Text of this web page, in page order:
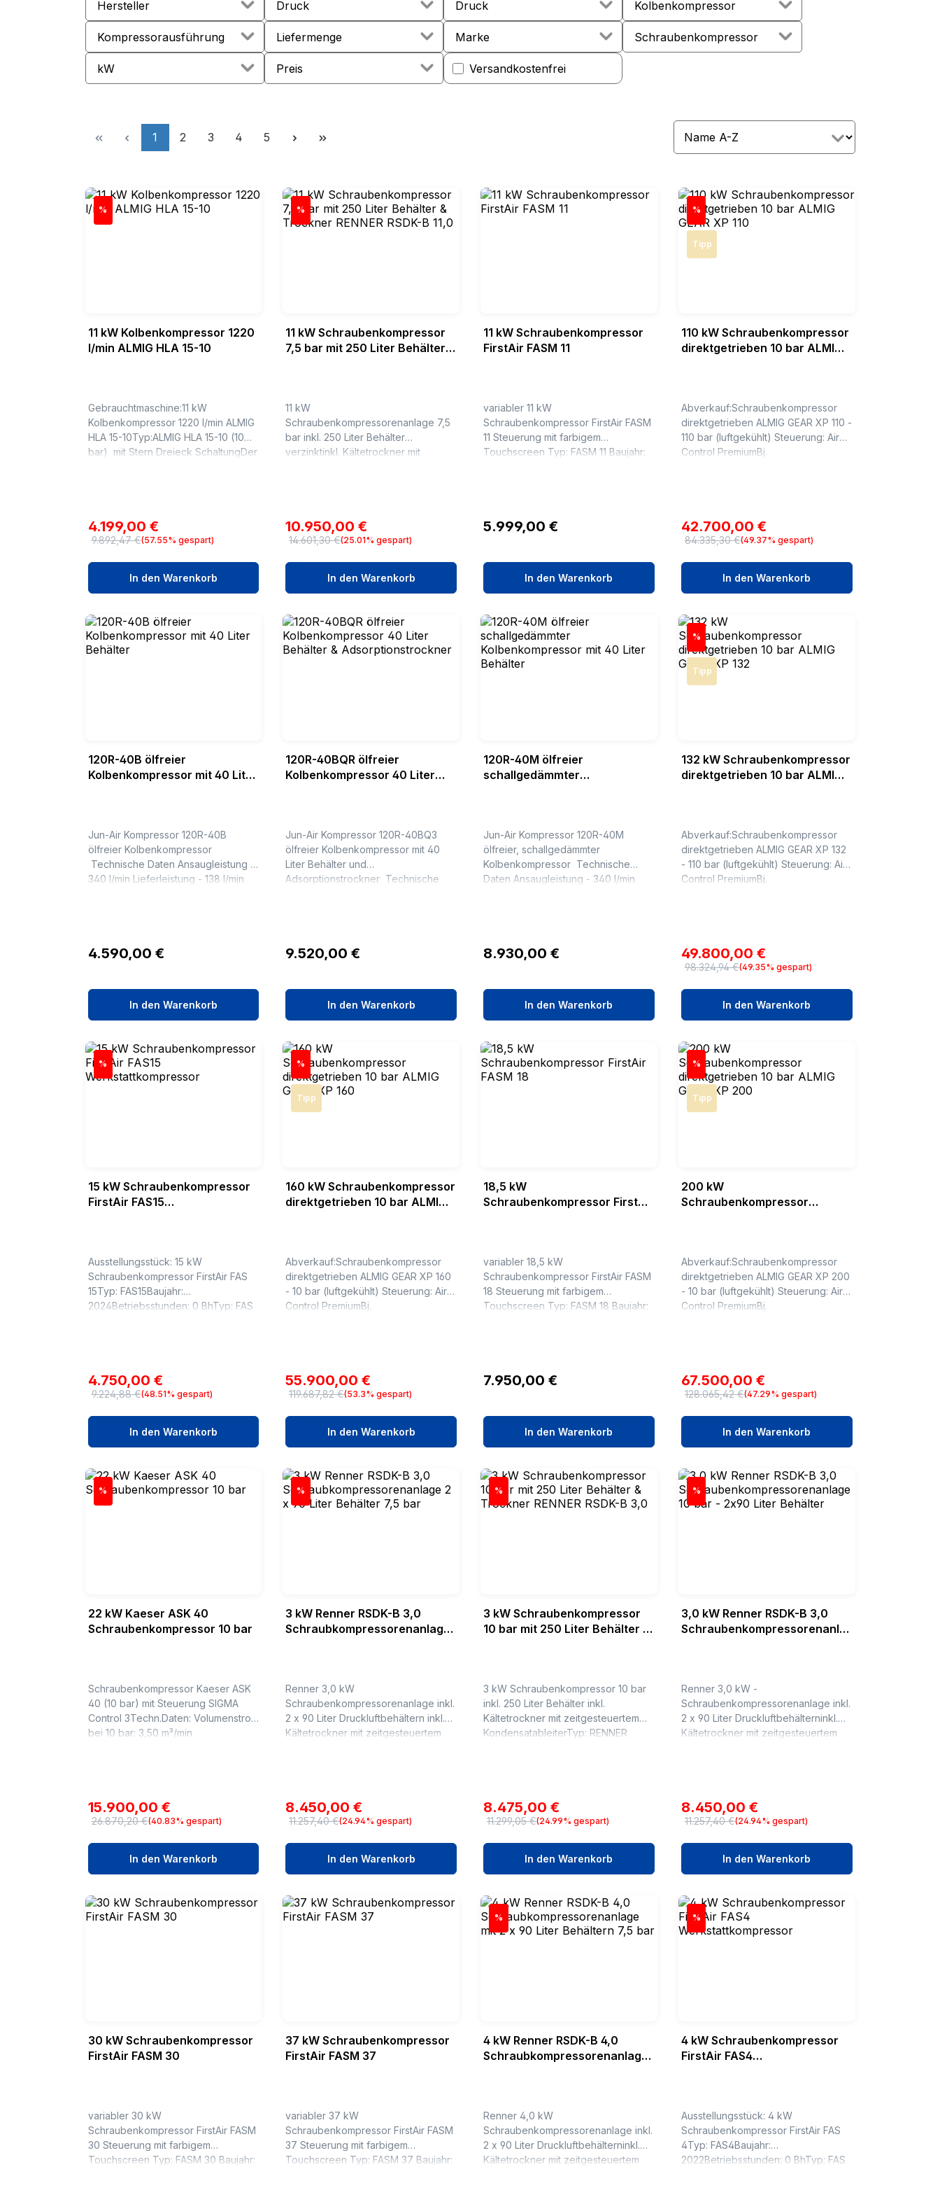
Hersteller Druck Druck Kolbenkompressor
Kompressorausführung Liefermenge Marke Schraubenkompressor
kW Preis Filter hinzufügen: Versandkostenfrei
Versandkostenfrei
Seite
1 Seite
2 Seite
3 Seite
4 Seite
5
Rabatt
%
11 kW Kolbenkompressor 1220
l/min ALMIG HLA 15-10
Gebrauchtmaschine:11 kW
Kolbenkompressor 1220 l/min ALMIG
HLA 15-10Typ:ALMIG HLA 15-10 (10
bar) mit Stern Dreieck SchaltungDer
Verkaufspreis:
4.199,00 €
Regulärer Preis:
9.892,47 €(57.55% gespart)
In den Warenkorb
Rabatt
%
11 kW Schraubenkompressor
7,5 bar mit 250 Liter Behälter &
11 kW
Schraubenkompressorenanlage 7,5
bar inkl. 250 Liter Behälter
verzinktinkl. Kältetrockner mit
Verkaufspreis:
10.950,00 €
Regulärer Preis:
14.601,30 €(25.01% gespart)
In den Warenkorb
11 kW Schraubenkompressor
FirstAir FASM 11
variabler 11 kW
Schraubenkompressor FirstAir FASM
11 Steuerung mit farbigem
Touchscreen Typ: FASM 11 Baujahr:
Regulärer Preis:
5.999,00 €
In den Warenkorb
Rabatt
%
Tipp
110 kW Schraubenkompressor
direktgetrieben 10 bar ALMIG
Abverkauf:Schraubenkompressor
direktgetrieben ALMIG GEAR XP 110 -
110 bar (luftgekühlt) Steuerung: Air
Control PremiumBj.
Verkaufspreis:
42.700,00 €
Regulärer Preis:
84.335,30 €(49.37% gespart)
In den Warenkorb
120R-40B ölfreier
Kolbenkompressor mit 40 Liter
Jun-Air Kompressor 120R-40B
ölfreier Kolbenkompressor
Technische Daten Ansaugleistung -
340 l/min Lieferleistung - 138 l/min
Regulärer Preis:
4.590,00 €
In den Warenkorb
120R-40BQR ölfreier
Kolbenkompressor 40 Liter
Jun-Air Kompressor 120R-40BQ3
ölfreier Kolbenkompressor mit 40
Liter Behälter und
Adsorptionstrockner Technische
Regulärer Preis:
9.520,00 €
In den Warenkorb
120R-40M ölfreier
schallgedämmter
Jun-Air Kompressor 120R-40M
ölfreier, schallgedämmter
Kolbenkompressor Technische
Daten Ansaugleistung - 340 l/min
Regulärer Preis:
8.930,00 €
In den Warenkorb
Rabatt
%
Tipp
132 kW Schraubenkompressor
direktgetrieben 10 bar ALMIG
Abverkauf:Schraubenkompressor
direktgetrieben ALMIG GEAR XP 132
- 110 bar (luftgekühlt) Steuerung: Air
Control PremiumBj.
Verkaufspreis:
49.800,00 €
Regulärer Preis:
98.324,94 €(49.35% gespart)
In den Warenkorb
Rabatt
%
15 kW Schraubenkompressor
FirstAir FAS15
Ausstellungsstück: 15 kW
Schraubenkompressor FirstAir FAS
15Typ: FAS15Baujahr:
2024Betriebsstunden: 0 BhTyp: FAS
Verkaufspreis:
4.750,00 €
Regulärer Preis:
9.224,88 €(48.51% gespart)
In den Warenkorb
Rabatt
%
Tipp
160 kW Schraubenkompressor
direktgetrieben 10 bar ALMIG
Abverkauf:Schraubenkompressor
direktgetrieben ALMIG GEAR XP 160
- 10 bar (luftgekühlt) Steuerung: Air
Control PremiumBj.
Verkaufspreis:
55.900,00 €
Regulärer Preis:
119.687,82 €(53.3% gespart)
In den Warenkorb
18,5 kW
Schraubenkompressor FirstAir
variabler 18,5 kW
Schraubenkompressor FirstAir FASM
18 Steuerung mit farbigem
Touchscreen Typ: FASM 18 Baujahr:
Regulärer Preis:
7.950,00 €
In den Warenkorb
Rabatt
%
Tipp
200 kW
Schraubenkompressor
Abverkauf:Schraubenkompressor
direktgetrieben ALMIG GEAR XP 200
- 10 bar (luftgekühlt) Steuerung: Air
Control PremiumBj.
Verkaufspreis:
67.500,00 €
Regulärer Preis:
128.065,42 €(47.29% gespart)
In den Warenkorb
Rabatt
%
22 kW Kaeser ASK 40
Schraubenkompressor 10 bar
Schraubenkompressor Kaeser ASK
40 (10 bar) mit Steuerung SIGMA
Control 3Techn.Daten: Volumenstrom
bei 10 bar: 3,50 m³/min
Verkaufspreis:
15.900,00 €
Regulärer Preis:
26.870,20 €(40.83% gespart)
In den Warenkorb
Rabatt
%
3 kW Renner RSDK-B 3,0
Schraubkompressorenanlage
Renner 3,0 kW
Schraubenkompressorenanlage inkl.
2 x 90 Liter Druckluftbehältern inkl.
Kältetrockner mit zeitgesteuertem
Verkaufspreis:
8.450,00 €
Regulärer Preis:
11.257,40 €(24.94% gespart)
In den Warenkorb
Rabatt
%
3 kW Schraubenkompressor
10 bar mit 250 Liter Behälter &
3 kW Schraubenkompressor 10 bar
inkl. 250 Liter Behälter inkl.
Kältetrockner mit zeitgesteuertem
KondensatableiterTyp: RENNER
Verkaufspreis:
8.475,00 €
Regulärer Preis:
11.299,05 €(24.99% gespart)
In den Warenkorb
Rabatt
%
3,0 kW Renner RSDK-B 3,0
Schraubenkompressorenanla
Renner 3,0 kW -
Schraubenkompressorenanlage inkl.
2 x 90 Liter Druckluftbehälterninkl.
Kältetrockner mit zeitgesteuertem
Verkaufspreis:
8.450,00 €
Regulärer Preis:
11.257,40 €(24.94% gespart)
In den Warenkorb
30 kW Schraubenkompressor
FirstAir FASM 30
variabler 30 kW
Schraubenkompressor FirstAir FASM
30 Steuerung mit farbigem
Touchscreen Typ: FASM 30 Baujahr:
37 kW Schraubenkompressor
FirstAir FASM 37
variabler 37 kW
Schraubenkompressor FirstAir FASM
37 Steuerung mit farbigem
Touchscreen Typ: FASM 37 Baujahr:
Rabatt
%
4 kW Renner RSDK-B 4,0
Schraubkompressorenanlage
Renner 4,0 kW
Schraubenkompressorenanlage inkl.
2 x 90 Liter Druckluftbehälterninkl.
Kältetrockner mit zeitgesteuertem
Rabatt
%
4 kW Schraubenkompressor
FirstAir FAS4
Ausstellungsstück: 4 kW
Schraubenkompressor FirstAir FAS
4Typ: FAS4Baujahr:
2022Betriebsstunden: 0 BhTyp: FAS